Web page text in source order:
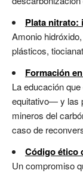
Plata nitrato:
Amonio
plásticos,
Formación
La educación
equitativo— y las
mineros del
caso de
Código ético
Un compromiso